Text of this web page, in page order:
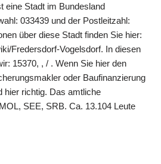
eine Stadt im Bundesland
033439 und der Postleitzahl:
über diese Stadt finden Sie hier:
Fredersdorf-Vogelsdorf. In diesen
15370, , / . Wenn Sie hier den
oder Baufinanzierung
hier richtig. Das amtliche
SEE, SRB. Ca. 13.104 Leute